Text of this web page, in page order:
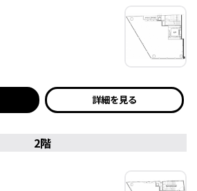
詳細を見る
2階